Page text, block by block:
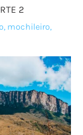
2
, mochileiro,